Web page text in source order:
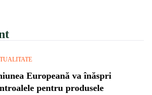
Europeană va înăspri
pentru produsele